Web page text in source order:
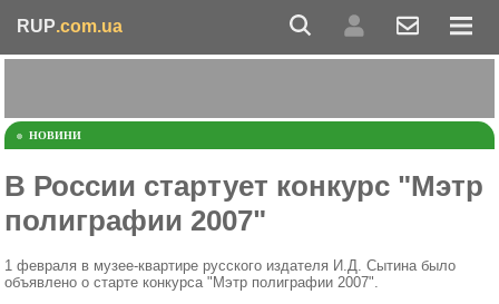
RUP.com.ua
НОВИНИ
В России стартует конкурс "Мэтр
полиграфии 2007"
1 февраля в музее-квартире русского издателя И.Д. Сытина было
объявлено о старте конкурса "Мэтр полиграфии 2007".